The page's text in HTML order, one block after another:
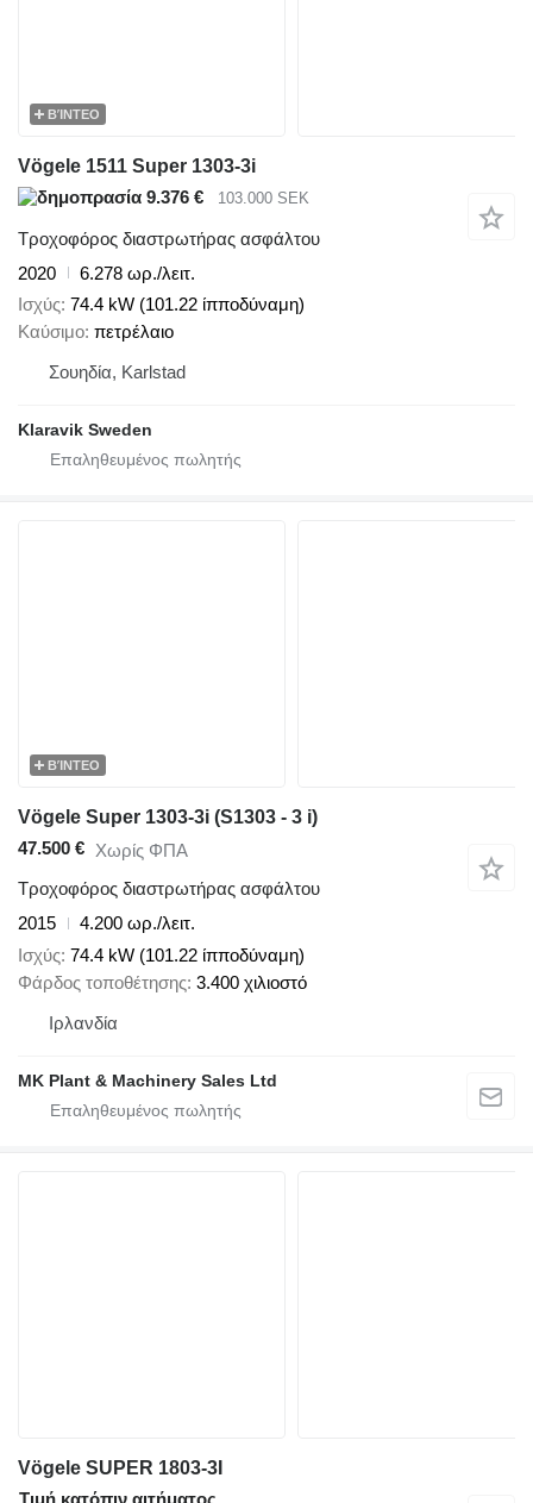
ΒΊΝΤΕΟ
Vögele 1511 Super 1303-3i
9.376 €
103.000 SEK
Τροχοφόρος διαστρωτήρας ασφάλτου
2020
6.278 ωρ./λειτ.
Ισχύς 74.4 kW (101.22 ίπποδύναμη)
Καύσιμο πετρέλαιο
Σουηδία, Karlstad
Klaravik Sweden
ΒΊΝΤΕΟ
Vögele Super 1303-3i (S1303 - 3 i)
47.500 € Χωρίς ΦΠΑ
Τροχοφόρος διαστρωτήρας ασφάλτου
2015
4.200 ωρ./λειτ.
Ισχύς 74.4 kW (101.22 ίπποδύναμη)
Φάρδος τοποθέτησης 3.400 χιλιοστό
Ιρλανδία
MK Plant & Machinery Sales Ltd
Vögele SUPER 1803-3I
Τιμή κατόπιν αιτήματος